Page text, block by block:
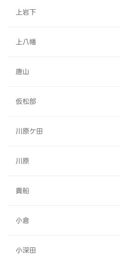
上岩下
上八幡
唐山
仮松部
川原ケ田
川原
貴船
小倉
小深田